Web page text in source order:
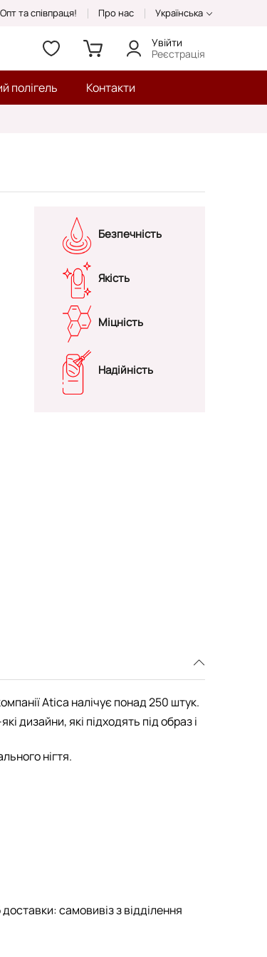
Опт та співпраця! Про нас Українська
Увійти
Реєстрація
полігель Контакти
Безпечність
Якість
Міцність
Надійність
Atica налічує понад 250 штук.
дизайни, які підходять під образ і
нігтя.
самовивіз з відділення